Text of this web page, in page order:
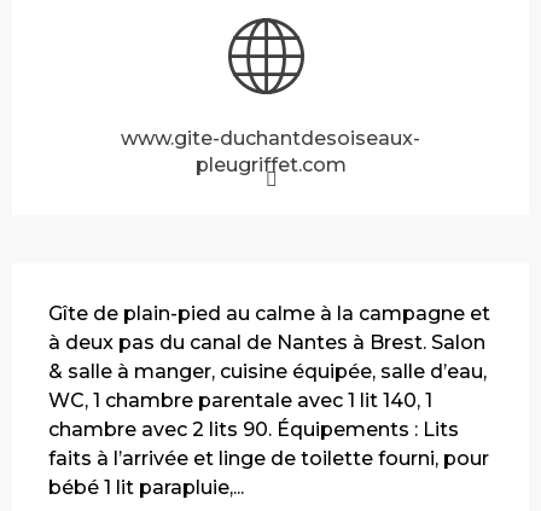
www.gite-duchantdesoiseaux-
pleugriffet.com
Gîte de plain-pied au calme à la campagne et
à deux pas du canal de Nantes à Brest. Salon
& salle à manger, cuisine équipée, salle d’eau,
WC, 1 chambre parentale avec 1 lit 140, 1
chambre avec 2 lits 90. Équipements : Lits
faits à l’arrivée et linge de toilette fourni, pour
bébé 1 lit parapluie,...